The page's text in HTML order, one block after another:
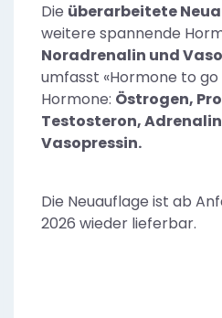
Die überarbeitete
weitere spannende
Noradrenalin und
umfasst «Hormone to go
Hormone: Östrogen,
Testosteron,
Vasopressin.
Die Neuauflage ist ab
2026 wieder lieferbar.